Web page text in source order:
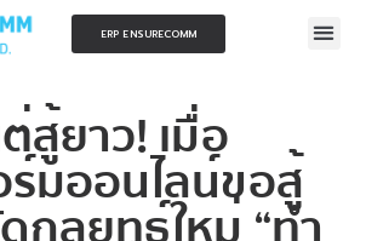
ERP ENSURECOMM
สู้ยาว! เมื่อ
มออนไลน์ขอสู้